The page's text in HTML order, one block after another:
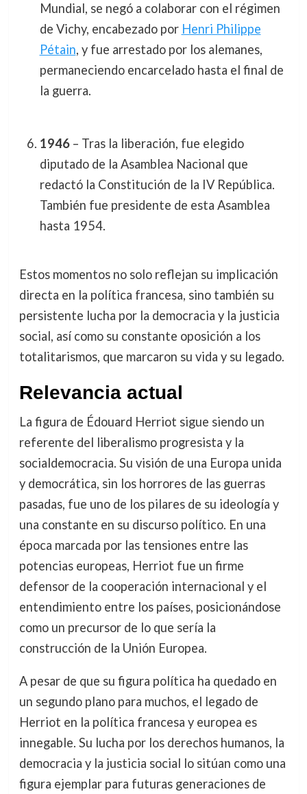
Mundial, se negó a colaborar con el régimen
de Vichy, encabezado por Henri Philippe
Pétain, y fue arrestado por los alemanes,
permaneciendo encarcelado hasta el final de
la guerra.
1946– Tras la liberación, fue elegido
diputado de la Asamblea Nacional que
redactó la Constitución de la IV República.
También fue presidente de esta Asamblea
hasta 1954.
Estos momentos no solo reflejan su implicación
directa en la política francesa, sino también su
persistente lucha por la democracia y la justicia
social, así como su constante oposición a los
totalitarismos, que marcaron su vida y su legado.
Relevancia actual
La figura de Édouard Herriot sigue siendo un
referente del liberalismo progresista y la
socialdemocracia. Su visión de una Europa unida
y democrática, sin los horrores de las guerras
pasadas, fue uno de los pilares de su ideología y
una constante en su discurso político. En una
época marcada por las tensiones entre las
potencias europeas, Herriot fue un firme
defensor de la cooperación internacional y el
entendimiento entre los países, posicionándose
como un precursor de lo que sería la
construcción de la Unión Europea.
A pesar de que su figura política ha quedado en
un segundo plano para muchos, el legado de
Herriot en la política francesa y europea es
innegable. Su lucha por los derechos humanos, la
democracia y la justicia social lo sitúan como una
figura ejemplar para futuras generaciones de